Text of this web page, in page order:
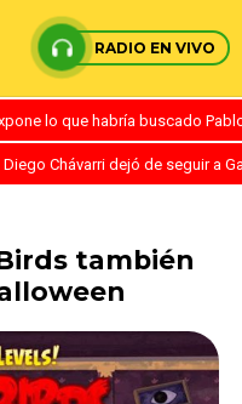
RADIO EN VIVO
lo que habría buscado
Diego Chávarri dejó de seguir a
también